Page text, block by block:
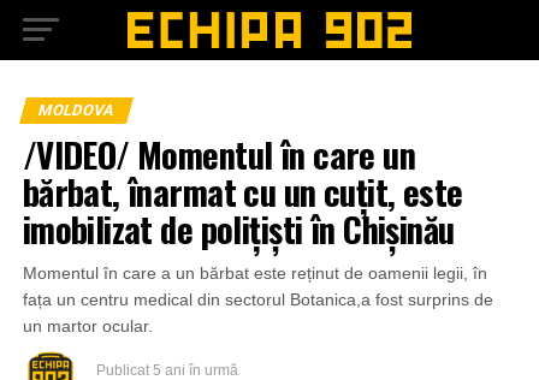
MOLDOVA
/VIDEO/ Momentul în care un
bărbat, înarmat cu un cuțit, este
imobilizat de polițiști în Chișinău
Momentul în care a un bărbat este reținut de oamenii legii, în
fața un centru medical din sectorul Botanica,a fost surprins de
un martor ocular.
Publicat 5 ani în urmă